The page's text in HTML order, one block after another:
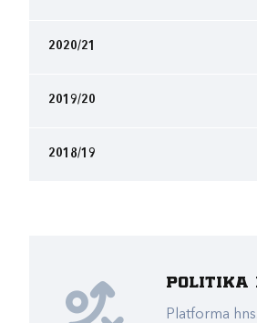
2020/21
2019/20
2018/19
Politika
Platforma